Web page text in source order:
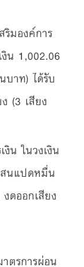
ริมองค์การ
น 1,002.06
าท) ได้รับ
(3 เสียง
น ในวงเงิน
นแปดหมื่น
ดออกเสียง
ตรการผ่อน